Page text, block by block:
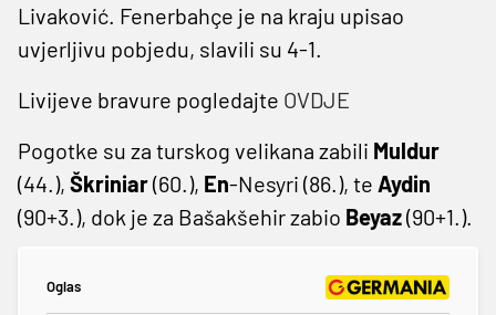
Livaković. Fenerbahçe je na kraju upisao
uvjerljivu pobjedu, slavili su 4-1.
Livijeve bravure pogledajte OVDJE
Pogotke su za turskog velikana zabili Muldur
(44.), Škriniar(60.), En-Nesyri (86.), te Aydin
(90+3.), dok je za Bašakšehir zabio Beyaz(90+1.).
Oglas